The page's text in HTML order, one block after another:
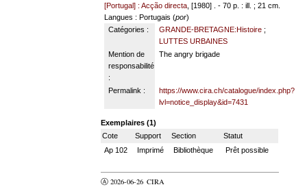
[Portugal] : Acção directa , [1980] . - 70 p. : ill. ; 21 cm.
Langues : Portugais (por)
Catégories :
GRANDE-BRETAGNE:Histoire;
LUTTES URBAINES
Mention de
responsabilité
:
The angry brigade
Permalink :
https://www.cira.ch/catalogue/index.php?
lvl=notice_display&id=7431
Exemplaires (1)
Cote
Support Section
Statut
Ap 102
Imprimé Bibliothèque Prêt possible
Ⓐ 2026-06-26 CIRA